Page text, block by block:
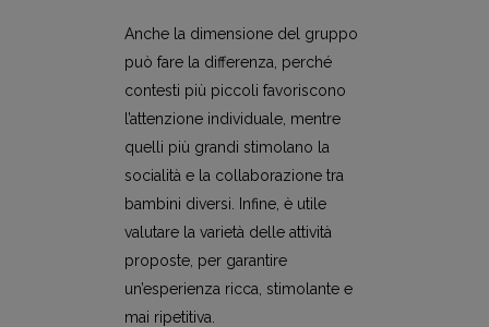
Anche la dimensione del gruppo
può fare la differenza, perché
contesti più piccoli favoriscono
l’attenzione individuale, mentre
quelli più grandi stimolano la
socialità e la collaborazione tra
bambini diversi. Infine, è utile
valutare la varietà delle attività
proposte, per garantire
un’esperienza ricca, stimolante e
mai ripetitiva.